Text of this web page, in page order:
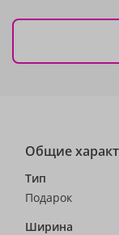
Общие
Тип
Подарок
Ширина